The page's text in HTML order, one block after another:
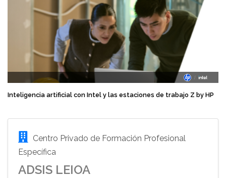
Inteligencia artificial con Intel y las estaciones de trabajo Z by HP
Centro Privado de Formación Profesional
Específica
ADSIS LEIOA